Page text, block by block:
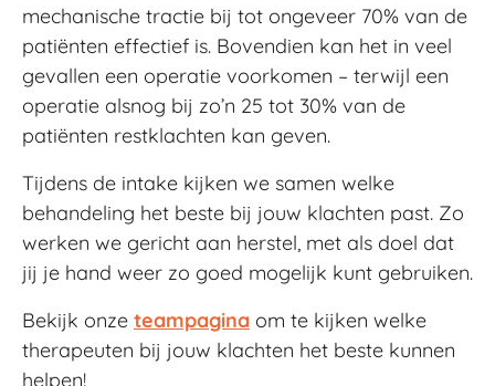
mechanische tractie bij tot ongeveer 70% van de
patiënten effectief is. Bovendien kan het in veel
gevallen een operatie voorkomen – terwijl een
operatie alsnog bij zo’n 25 tot 30% van de
patiënten restklachten kan geven.
Tijdens de intake kijken we samen welke
behandeling het beste bij jouw klachten past. Zo
werken we gericht aan herstel, met als doel dat
jij je hand weer zo goed mogelijk kunt gebruiken.
Bekijk onze teampagina om te kijken welke
therapeuten bij jouw klachten het beste kunnen
helpen!